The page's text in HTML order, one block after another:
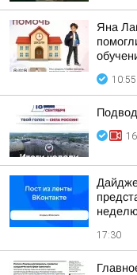
Яна
10:55
17:30